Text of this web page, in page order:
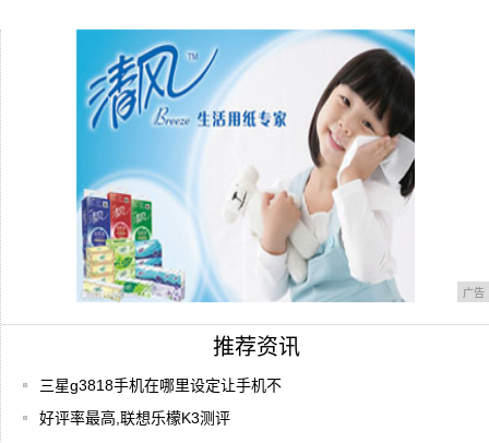
IUNIU2智能手机的娱乐功能
广告
推荐资讯
三星g3818手机在哪里设定让手机不
好评率最高,联想乐檬K3测评